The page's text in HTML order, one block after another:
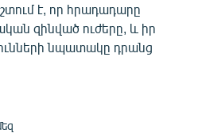
է, որ հրադադարը
զինված ուժերը, և իր
նպատակը դրանց